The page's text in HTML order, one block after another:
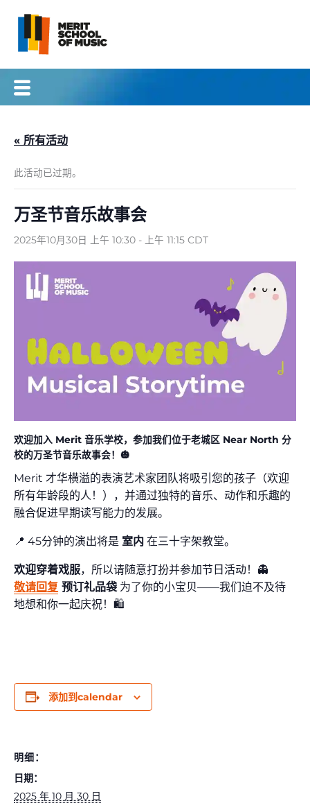
« 所有活动
此活动已过期。
万圣节音乐故事会
2025年10月30日 上午 10:30 - 上午 11:15 CDT
欢迎加入 Merit 音乐学校，参加我们位于老城区 Near North 分
校的万圣节音乐故事会！🎃
Merit 才华横溢的表演艺术家团队将吸引您的孩子（欢迎
所有年龄段的人！），并通过独特的音乐、动作和乐趣的
融合促进早期读写能力的发展。
📍 45分钟的演出将是 室内 在三十字架教堂。
欢迎穿着戏服，所以请随意打扮并参加节日活动！👻
敬请回复 预订礼品袋 为了你的小宝贝——我们迫不及待
地想和你一起庆祝！🛍️
添加到calendar
明细：
日期：
2025 年 10 月 30 日